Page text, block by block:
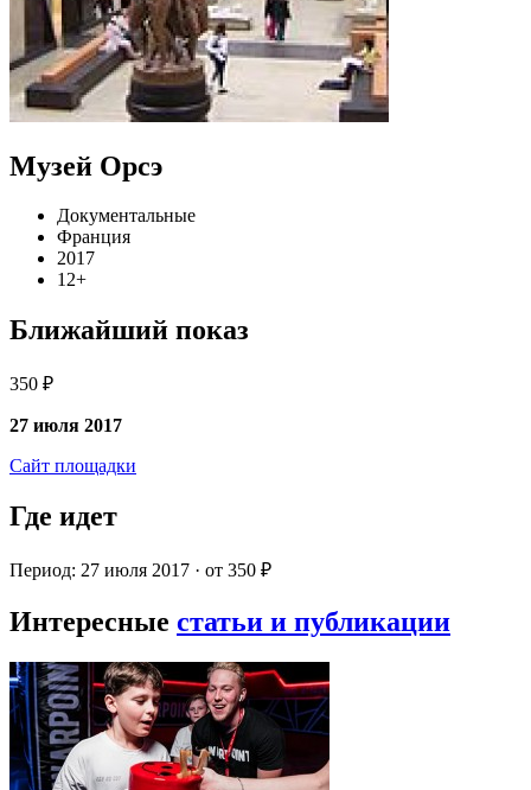
Музей Орсэ
Документальные
Франция
2017
12+
Ближайший показ
350 ₽
27 июля 2017
Сайт площадки
Где идет
Период: 27 июля 2017 · от 350 ₽
Интересные статьи и публикации